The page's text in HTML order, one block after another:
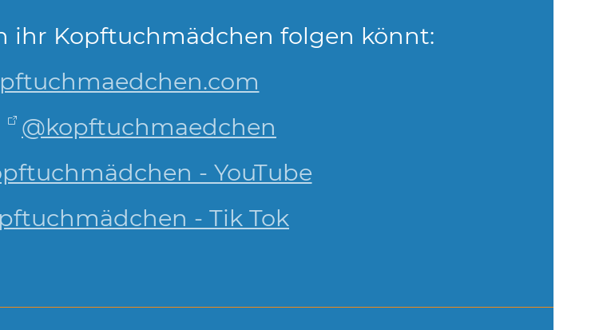
ihr Kopftuchmädchen folgen könnt:
@kopftuchmaedchen
- YouTube
- Tik Tok